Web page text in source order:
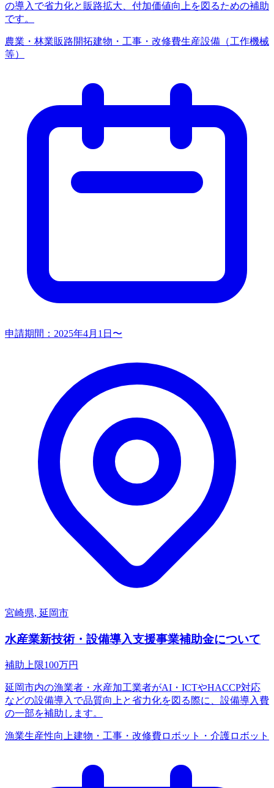
の導入で省力化と販路拡大、付加価値向上を図るための補助
です。
農業・林業販路開拓建物・工事・改修費生産設備（工作機械
等）
申請期間： 2025年4月1日〜
宮崎県, 延岡市
水産業新技術・設備導入支援事業補助金について
補助上限100万円
延岡市内の漁業者・水産加工業者がAI・ICTやHACCP対応
などの設備導入で品質向上と省力化を図る際に、設備導入費
の一部を補助します。
漁業生産性向上建物・工事・改修費ロボット・介護ロボット